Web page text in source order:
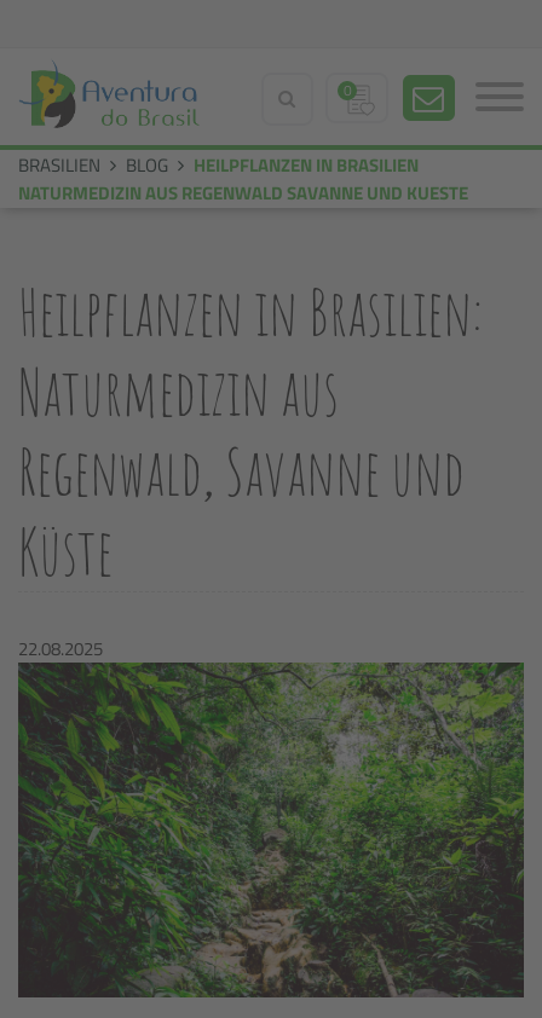
0
BRASILIEN BLOG
HEILPFLANZEN IN BRASILIEN
NATURMEDIZIN AUS REGENWALD SAVANNE UND KUESTE
Heilpflanzen in Brasilien:
Naturmedizin aus
Regenwald, Savanne und
Küste
22.08.2025